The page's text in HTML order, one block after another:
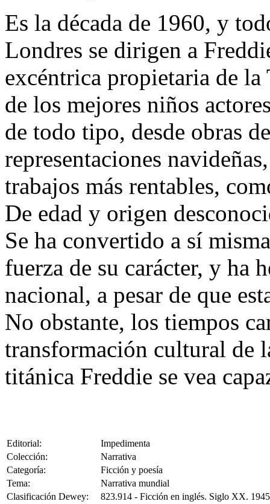
Es la década de 1960, y
Londres se dirigen a
excéntrica propietaria de la
de los mejores niños
de todo tipo, desde obras
representaciones
trabajos más rentables,
De edad y origen
Se ha convertido a sí
fuerza de su carácter, y ha
nacional, a pesar de que
No obstante, los tiempos
transformación cultural de
titánica Freddie se vea
Editorial:
Impedimenta
Colección:
Narrativa
Categoría:
Ficción y poesía
Tema:
Narrativa mundial
Clasificación Dewey:
823.914 - Ficción en inglés. Siglo XX.